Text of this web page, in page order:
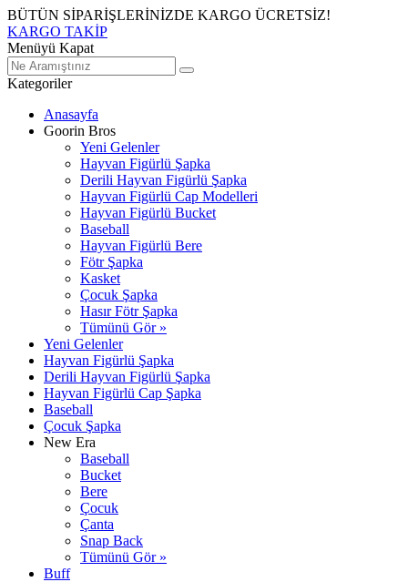
BÜTÜN SİPARİŞLERİNİZDE KARGO ÜCRETSİZ!
KARGO TAKİP
Menüyü Kapat
Kategoriler
Anasayfa
Goorin Bros
Yeni Gelenler
Hayvan Figürlü Şapka
Derili Hayvan Figürlü Şapka
Hayvan Figürlü Cap Modelleri
Hayvan Figürlü Bucket
Baseball
Hayvan Figürlü Bere
Fötr Şapka
Kasket
Çocuk Şapka
Hasır Fötr Şapka
Tümünü Gör »
Yeni Gelenler
Hayvan Figürlü Şapka
Derili Hayvan Figürlü Şapka
Hayvan Figürlü Cap Şapka
Baseball
Çocuk Şapka
New Era
Baseball
Bucket
Bere
Çocuk
Çanta
Snap Back
Tümünü Gör »
Buff